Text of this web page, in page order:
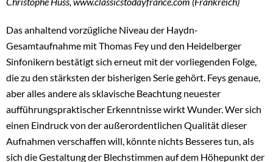
Das anhaltend vorzügliche Niveau der Haydn-
Gesamtaufnahme mit Thomas Fey und den Heidelberger
Sinfonikern bestätigt sich erneut mit der vorliegenden Folge,
die zu den stärksten der bisherigen Serie gehört. Feys genaue,
aber alles andere als sklavische Beachtung neuester
aufführungspraktischer Erkenntnisse wirkt Wunder. Wer sich
einen Eindruck von der außerordentlichen Qualität dieser
Aufnahmen verschaffen will, könnte nichts Besseres tun, als
sich die Gestaltung der Blechstimmen auf dem Höhepunkt der